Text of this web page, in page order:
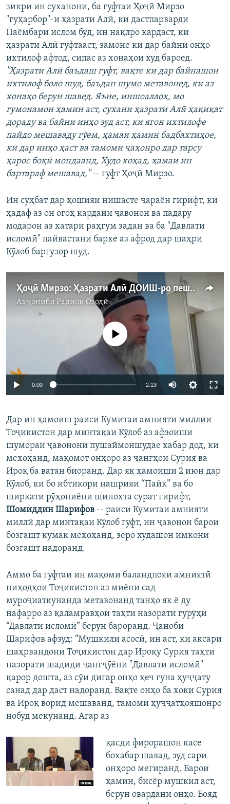
зикри ин суханони, ба гуфтаи Ҳоҷӣ Мирзо
"гуҳарбор"-и ҳазрати Алӣ, ки дастпарварди
Паёмбари ислом буд, ин нақлро кардаст, ки
ҳазрати Алӣ гуфтааст, замоне ки дар байни онҳо
ихтилоф афтод, сипас аз хонаҳои худ бароед.
"Ҳазрати Алӣ баъдаш гуфт, вақте ки дар байнашон
ихтилоф боло шуд, баъдан шумо метавонед, ки аз
хонаҳо берун шавед. Яъне, иншоаллоҳ, мо
гумонамон ҳамин аст, сухани ҳазрати Алӣ ҳақиқат
дораду ва байни инҳо зуд аст, ки ягон ихтилофе
пайдо мешаваду гӯем, ҳамаи ҳамин бадбахтиҳое,
ки дар инҳо ҳаст ва тамоми ҷаҳонро дар тарсу
ҳарос боқӣ мондаанд, Худо хоҳад, ҳамаи ин
бартараф мешавад,"-- гуфт Ҳоҷӣ Мирзо.
Ин сӯҳбат дар ҳошияи нишасте ҷараён гирифт, ки
ҳадаф аз он огоҳ кардани ҷавонон ва падару
модарон аз хатари раҳгум задан ва ба "Давлати
исломӣ" пайвастани бархе аз афрод дар шаҳри
Кӯлоб баргузор шуд.
Ҳоҷӣ Мирзо: Ҳазрати Алӣ ДОИШ-ро пешгӯӣ карда буд
Аз ҷониби Радиои Озодӣ
Феълан кор намекунад
0:00 2:13
Дар ин ҳамоиш раиси Кумитаи амнияти миллии
Тоҷикистон дар минтақаи Кӯлоб аз афзоиши
шумораи ҷавонони пушаймоншудае хабар дод, ки
мехоҳанд, мақомот онҳоро аз ҷангҳои Сурия ва
Ироқ ба ватан биоранд. Дар як ҳамоиши 2 июн дар
Кӯлоб, ки бо ибтикори нашрияи “Пайк” ва бо
ширкати рӯҳониёни шинохта сурат гирифт,
Шомиддин Шарифов -- раиси Кумитаи амнияти
миллӣ дар минтақаи Кӯлоб гуфт, ин ҷавонон барои
бозгашт кумак мехоҳанд, зеро худашон имкони
бозгашт надоранд.
Аммо ба гуфтаи ин мақоми баландпояи амниятӣ
ниҳодҳои Тоҷикистон аз миёни сад
муроҷиаткунанда метавонанд танҳо як ё ду
нафарро аз қаламравҳои таҳти назорати гурӯҳи
“Давлати исломӣ” берун бароранд. Ҷаноби
Шарифов афзуд: “Мушкили асосӣ, ин аст, ки аксари
шаҳрвандони Тоҷикистон дар Ироқу Сурия таҳти
назорати шадиди ҷангҷӯёни "Давлати исломӣ"
қарор дошта, аз сӯи дигар онҳо ҳеч гуна ҳуҷҷату
санад дар даст надоранд. Вақте онҳо ба хоки Сурия
ва Ироқ ворид мешаванд, тамоми ҳуҷҷатҳояшонро
нобуд мекунанд. Агар аз
қасди фирорашон касе
бохабар шавад, зуд сари
онҳоро мегиранд. Барои
ҳамин, бисёр мушкил аст,
берун овардани онҳо. Бояд